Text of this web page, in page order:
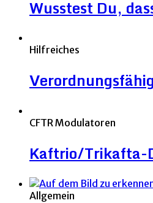
Wusstest Du,
Hilfreiches
CFTR Modulatoren
Kaftrio/Trikafta-
Allgemein